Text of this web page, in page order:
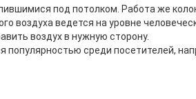
под потолком. Работа же
ведется на уровне
воздух в нужную сторону.
популярностью среди посетителей,